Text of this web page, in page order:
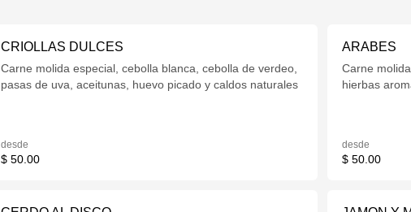
CRIOLLAS DULCES
Carne molida especial, cebolla blanca, cebolla de verdeo,
pasas de uva, aceitunas, huevo picado y caldos naturales
desde
$ 50.00
ARABES
Carne
hierbas
desde
$ 50.00